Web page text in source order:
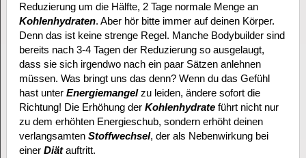
Reduzierung um die Hälfte, 2 Tage normale Menge an
Kohlenhydraten. Aber hör bitte immer auf deinen Körper.
Denn das ist keine strenge Regel. Manche Bodybuilder sind
bereits nach 3-4 Tagen der Reduzierung so ausgelaugt,
dass sie sich irgendwo nach ein paar Sätzen anlehnen
müssen. Was bringt uns das denn? Wenn du das Gefühl
hast unter Energiemangelzu leiden, ändere sofort die
Richtung! Die Erhöhung der Kohlenhydrateführt nicht nur
zu dem erhöhten Energieschub, sondern erhöht deinen
verlangsamten Stoffwechsel, der als Nebenwirkung bei
einer Diätauftritt.